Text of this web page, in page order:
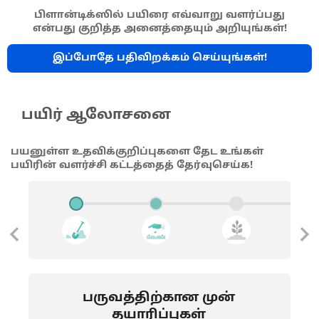
பிளான்டிக்ஸில் பயிரை எவ்வாறு வளர்ப்பது
என்பது குறித்த அனைத்தையும் அறியுங்கள்!
இப்போதே பதிவிறக்கம் செய்யுங்கள்!
பயிர் ஆலோசனை
பயனுள்ள உதவிக்குறிப்புகளை தேட உங்கள்
பயிரின் வளர்ச்சி கட்டத்தைத் தேர்வுசெய்க!
பருவத்திற்கான முன்
தயாரிப்புகள்